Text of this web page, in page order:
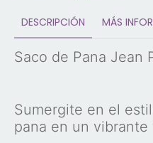
DESCRIPCIÓN MÁS
Saco de Pana Jean
Sumergite en el
pana en un vibrante